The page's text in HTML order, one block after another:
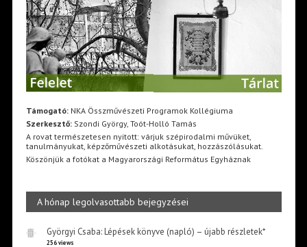
Támogató:NKA Összművészeti Programok Kollégiuma
Szerkesztő:Szondi György, Toót-Holló Tamás
A rovat természetesen nyitott: várjuk szépirodalmi művüket,
tanulmányukat, képzőművészeti alkotásukat, hozzászólásukat.
Köszönjük a fotókat a Magyarországi Református Egyháznak
A hónap legolvasottabb bejegyzései
Györgyi Csaba: Lépések könyve (napló) – újabb részletek*
256 views